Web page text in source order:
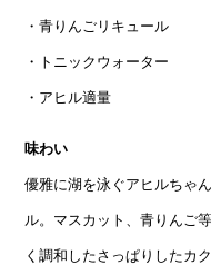
・青りんごリキュール
・トニックウォーター
・アヒル適量
味わい
優雅に湖を泳ぐアヒルちゃ
ル。マスカット、青りんご
く調和したさっぱりしたカ